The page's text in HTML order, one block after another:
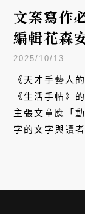
文案寫作
編輯花森
贅字、動
2025/10/13
《天才手藝人
《生活手帖》
主張文章應「
字的文字與讀